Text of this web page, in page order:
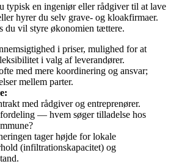
typisk en ingeniør eller rådgiver til at lave
hyrer du selv grave- og kloakfirmaer.
du vil styre økonomien tættere.
i priser, mulighed for at
i valg af leverandører.
med mere koordinering og ansvar;
mellem parter.
med rådgiver og entreprenører.
— hvem søger tilladelse hos
tager højde for lokale
(infiltrationskapacitet) og